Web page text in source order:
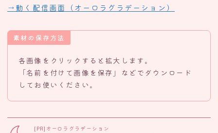
→動く配信画面（オーロラグラデーション）
素材の保存方法
各画像をクリックすると拡大します。
「名前を付けて画像を保存」などでダウンロード
してお使いください。
[PR]オーロラグラデーション